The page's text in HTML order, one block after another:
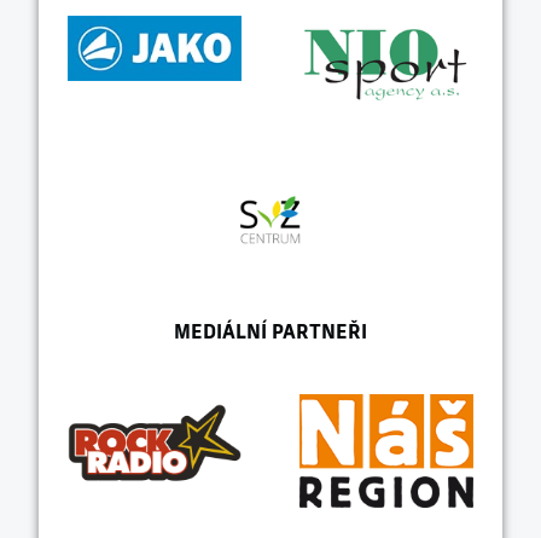
MEDIÁLNÍ PARTNEŘI